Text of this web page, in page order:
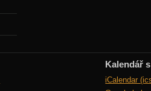
Kalendář
iCalendar